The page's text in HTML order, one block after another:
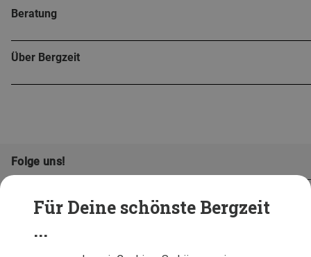
Für Deine schönste Bergzeit
...
Beratung
Über Bergzeit
Folge uns!